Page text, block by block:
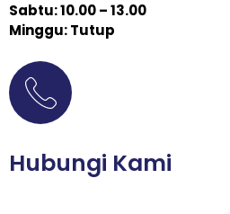
Sabtu: 10.00 – 13.00
Minggu: Tutup
Hubungi Kami